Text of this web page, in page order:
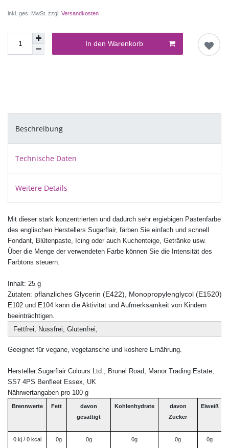
inkl. ges. MwSt. zzgl. Versandkosten
In den Warenkorb
Beschreibung
Technische Daten
Weitere Details
Mit dieser stark konzentrierten und dadurch sehr ergiebigen Pastenfarbe
des englischen Herstellers Sugarflair, färben Sie einfach und schnell
Fondant, Blütenpaste, Icing oder auch Kuchenteige, Getränke usw.
Über die Menge der verwendeten Farbe können Sie die Intensität des
Farbtons steuern.
Inhalt: 25 g
Zutaten: pflanzliches Glycerin (E422), Monopropylenglycol
E102 und E104 kann die Aktivität und Aufmerksamkeit von Kindern
beeinträchtigen.
Fettfrei, Nussfrei, Glutenfrei,
Geeignet für vegane, vegetarische und koshere Ernährung.
Hersteller:Sugarflair Colours Ltd., Brunel Road, Manor Trading Estate,
SS7 4PS Benfleet Essex, UK
Nährwertangaben pro 100 g
Brennwerte Fett
davon
gesättigt
Kohlenhydrate
davon
Zucker
Eiweiß
0 kj / 0 kcal 0g 0g 0g 0g 0g